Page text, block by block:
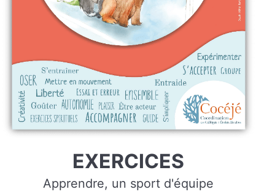
EXERCICES
Apprendre, un sport d'équipe